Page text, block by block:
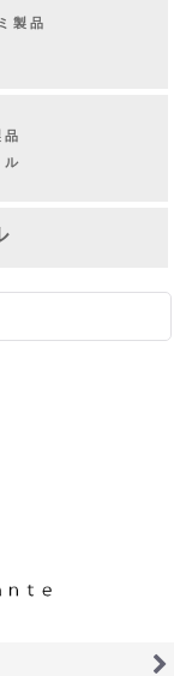
製品
ル